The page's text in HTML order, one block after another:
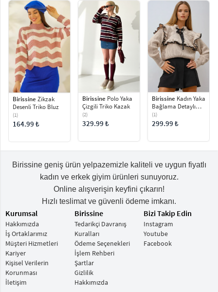
Birissine Zikzak
Desenli Triko Bluz
(1)
164.99 ₺
Birissine Polo Yaka
Çizgili Triko Kazak
(2)
329.99 ₺
Birissine Kadın Yaka
Bağlama Detaylı
Fırfırlı Selanik Örgü
Kazak
(1)
299.99 ₺
Birissine geniş ürün yelpazemizle kaliteli ve uygun fiyatlı
kadın ve erkek giyim ürünleri sunuyoruz.
Online alışverişin keyfini çıkarın!
Hızlı teslimat ve güvenli ödeme imkanı.
Kurumsal
Hakkımızda
İş Ortaklarımız
Müşteri Hizmetleri
Kariyer
Kişisel Verilerin
Korunması
İletişim
Birissine
Tedarikçi Davranış
Kuralları
Ödeme Seçenekleri
İşlem Rehberi
Şartlar
Gizlilik
Hakkımızda
Bizi Takip Edin
Instagram
Youtube
Facebook